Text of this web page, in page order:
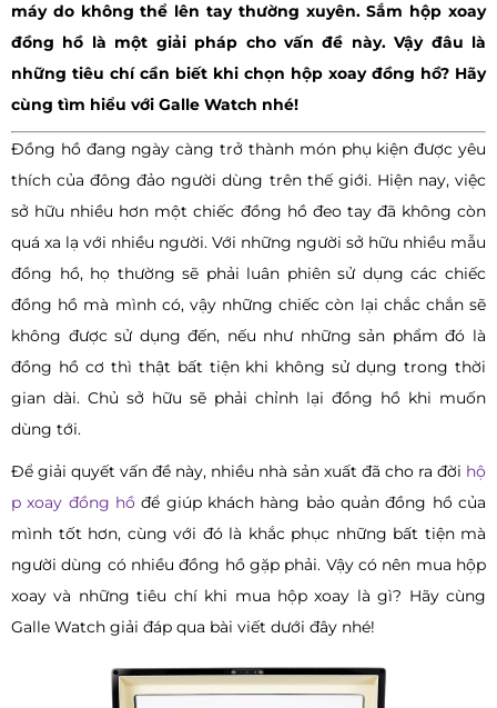
máy do không thể lên tay thường xuyên. Sắm hộp xoay
đồng hồ là một giải pháp cho vấn đề này. Vậy đâu là
những tiêu chí cần biết khi chọn hộp xoay đồng hồ? Hãy
cùng tìm hiểu với Galle Watch nhé!
Đồng hồ đang ngày càng trở thành món phụ kiện được yêu
thích của đông đảo người dùng trên thế giới. Hiện nay, việc
sở hữu nhiều hơn một chiếc đồng hồ đeo tay đã không còn
quá xa lạ với nhiều người. Với những người sở hữu nhiều mẫu
đồng hồ, họ thường sẽ phải luân phiên sử dụng các chiếc
đồng hồ mà mình có, vậy những chiếc còn lại chắc chắn sẽ
không được sử dụng đến, nếu như những sản phẩm đó là
đồng hồ cơ thì thật bất tiện khi không sử dụng trong thời
gian dài. Chủ sở hữu sẽ phải chỉnh lại đồng hồ khi muốn
dùng tới.
Để giải quyết vấn đề này, nhiều nhà sản xuất đã cho ra đời hộ
p xoay đồng hồ để giúp khách hàng bảo quản đồng hồ của
mình tốt hơn, cùng với đó là khắc phục những bất tiện mà
người dùng có nhiều đồng hồ gặp phải. Vậy có nên mua hộp
xoay và những tiêu chí khi mua hộp xoay là gì? Hãy cùng
Galle Watch giải đáp qua bài viết dưới đây nhé!